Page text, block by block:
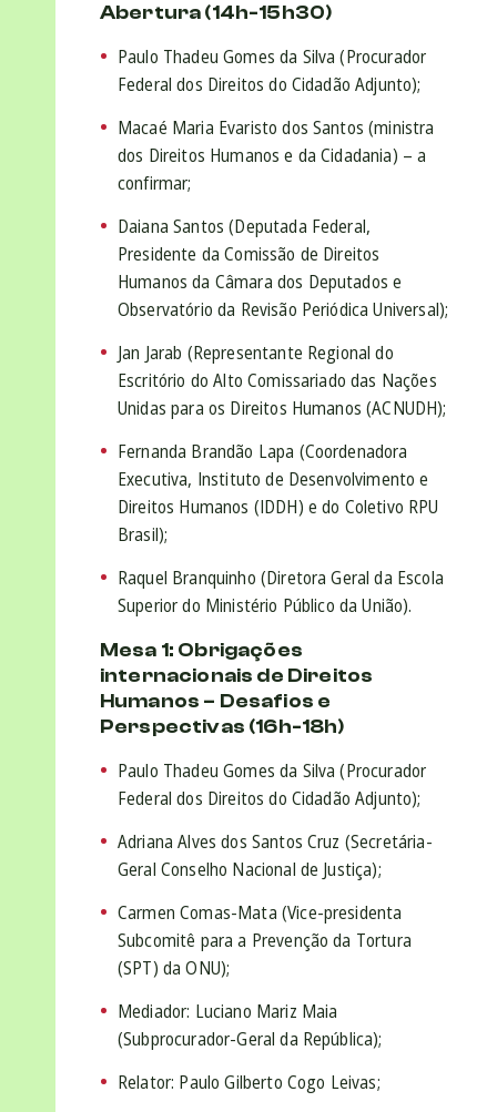
Abertura (14h-15h30)
Paulo Thadeu Gomes da Silva (Procurador
Federal dos Direitos do Cidadão Adjunto);
Macaé Maria Evaristo dos Santos (ministra
dos Direitos Humanos e da Cidadania) – a
confirmar;
Daiana Santos (Deputada Federal,
Presidente da Comissão de Direitos
Humanos da Câmara dos Deputados e
Observatório da Revisão Periódica Universal);
Jan Jarab (Representante Regional do
Escritório do Alto Comissariado das Nações
Unidas para os Direitos Humanos (ACNUDH);
Fernanda Brandão Lapa (Coordenadora
Executiva, Instituto de Desenvolvimento e
Direitos Humanos (IDDH) e do Coletivo RPU
Brasil);
Raquel Branquinho (Diretora Geral da Escola
Superior do Ministério Público da União).
Mesa 1: Obrigações
internacionais de Direitos
Humanos – Desafios e
Perspectivas (16h-18h)
Paulo Thadeu Gomes da Silva (Procurador
Federal dos Direitos do Cidadão Adjunto);
Adriana Alves dos Santos Cruz (Secretária-
Geral Conselho Nacional de Justiça);
Carmen Comas-Mata (Vice-presidenta
Subcomitê para a Prevenção da Tortura
(SPT) da ONU);
Mediador: Luciano Mariz Maia
(Subprocurador-Geral da República);
Relator: Paulo Gilberto Cogo Leivas;